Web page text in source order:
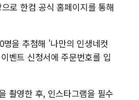
로 한컴 공식 홈페이지를 통해
을 추첨해 '나만의 인생네컷
벤트 신청서에 주문번호를 입
촬영한 후, 인스타그램을 필수